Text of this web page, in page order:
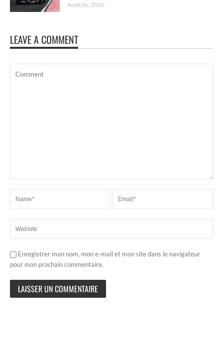
Août 06, 2026
LEAVE A COMMENT
Enregistrer mon nom, mon e-mail et mon site dans le navigateur
pour mon prochain commentaire.